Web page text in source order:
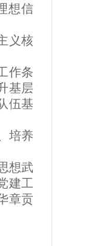
想信
义核
作条
基层
伍基
培养
想武
建工
章贡